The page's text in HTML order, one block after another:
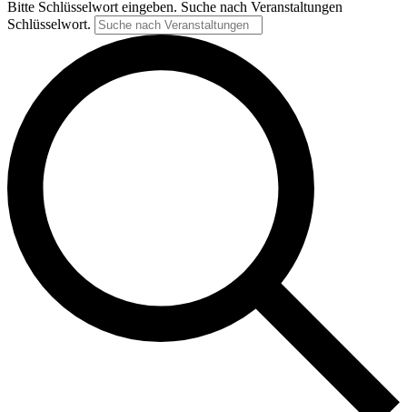
Bitte Schlüsselwort eingeben. Suche nach Veranstaltungen
Schlüsselwort.